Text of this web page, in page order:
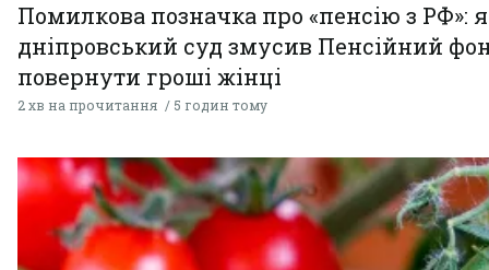
Помилкова позначка про «пенсію з РФ»:
дніпровський суд змусив Пенсійний
повернути гроші жінці
2 хв на прочитання 5 годин тому